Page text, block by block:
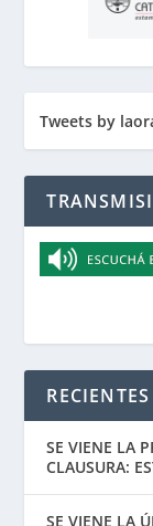
Tweets by
RECIENTES
SE VIENE LA
CLAUSURA:
SE VIENE LA